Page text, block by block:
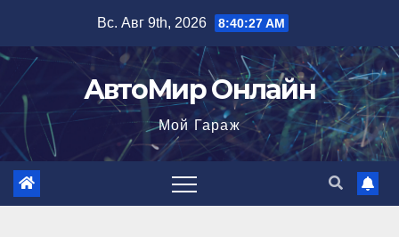
содержимому
Вс. Авг 9th, 2026 8:40:28 AM
АвтоМир Онлайн
Мой Гараж